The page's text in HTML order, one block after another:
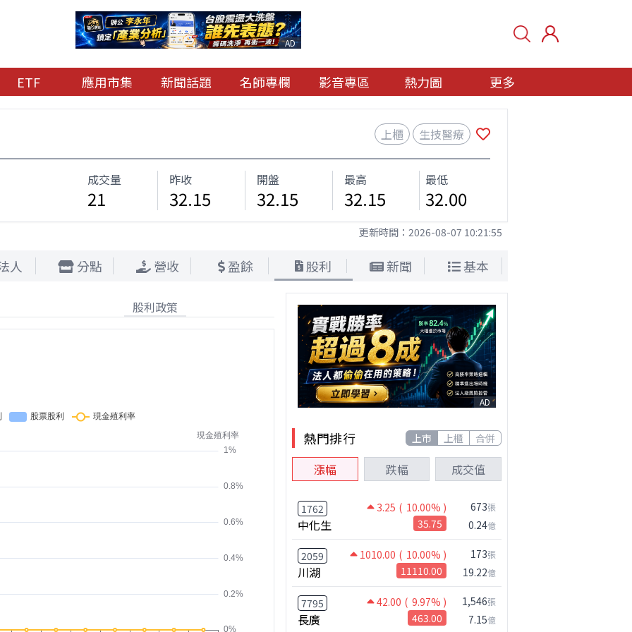
AD
ETF 應用市集 新聞話題 名師專欄 影音專區 熱力圖 更多
上櫃 生技醫療
成交量
21
昨收
32.15
開盤
32.15
最高
32.15
最低
32.00
更新時間： 2026-08-07 10:21:55
人 分點 營收 盈餘 股利 新聞 基本
股利政策
AD
熱門排行 上市 上櫃 合併
漲幅 跌幅 成交值
1762 3.25 ( 10.00% )
中化生 35.75
673張
0.24億
2059 1010.00 ( 10.00% )
川湖 11110.00
173張
19.22億
7795 42.00 ( 9.97% )
長廣 463.00
1,546張
7.15億